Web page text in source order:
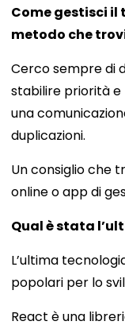
Come gestisci il
metodo che
Cerco sempre di
stabilire priorità
una
duplicazioni.
Un consiglio che
online o app di
Qual è stata
L’ultima
popolari per lo
React è una